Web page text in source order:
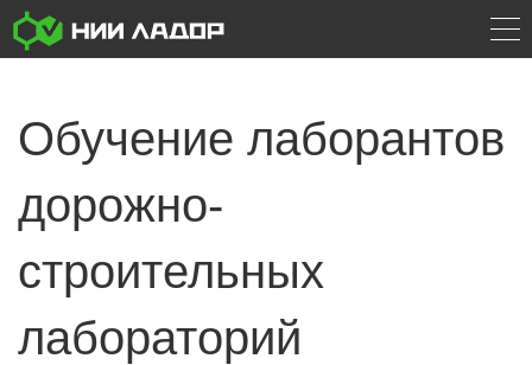
Обучение лаборантов
дорожно-
строительных
лабораторий